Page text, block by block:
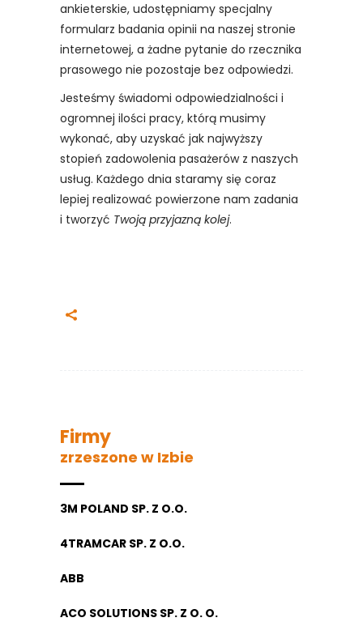
ankieterskie, udostępniamy specjalny
formularz badania opinii na naszej stronie
internetowej, a żadne pytanie do rzecznika
prasowego nie pozostaje bez odpowiedzi.
Jesteśmy świadomi odpowiedzialności i
ogromnej ilości pracy, którą musimy
wykonać, aby uzyskać jak najwyższy
stopień zadowolenia pasażerów z naszych
usług. Każdego dnia staramy się coraz
lepiej realizować powierzone nam zadania
i tworzyć Twoją przyjazną kolej.
Firmy
zrzeszone w Izbie
3M POLAND SP. Z O.O.
4TRAMCAR SP. Z O.O.
ABB
ACO SOLUTIONS SP. Z O. O.